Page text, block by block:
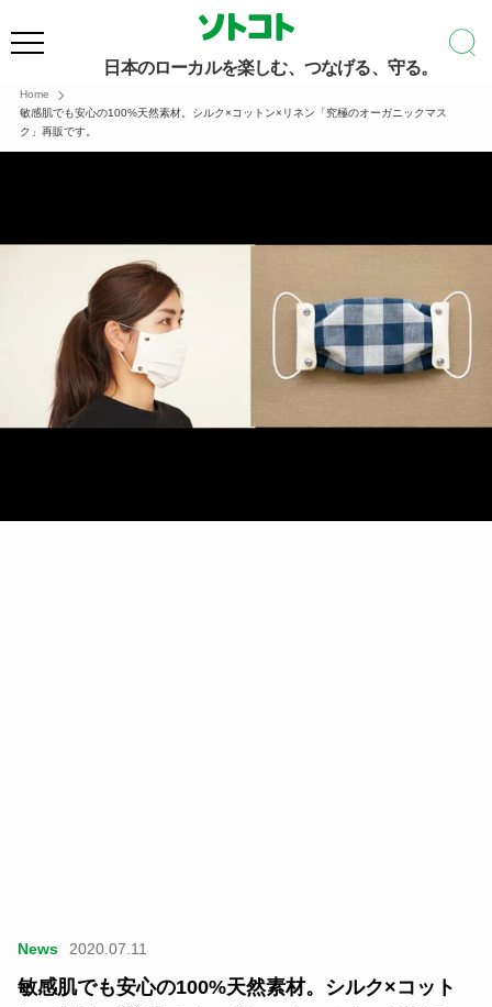
日本のローカルを楽しむ、つなげる、守る。
Home
敏感肌でも安心の100%天然素材。シルク×コットン×リネン「究極のオーガニックマス
ク」再販です。
News 2020.07.11
敏感肌でも安心の100%天然素材。シルク×コット